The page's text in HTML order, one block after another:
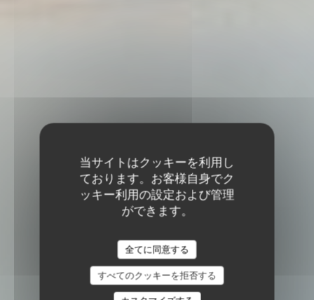
当サイトはクッキーを利用し
ております。お客様自身でク
ッキー利用の設定および管理
ができます。
全てに同意する
すべてのクッキーを拒否する